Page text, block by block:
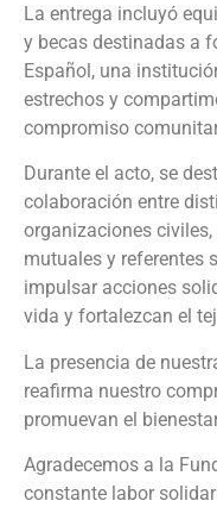
La entrega incluyó
y becas destinadas a
Español, una
estrechos y
compromiso
Durante el acto, se
colaboración entre
organizaciones
mutuales y referentes
impulsar acciones
vida y fortalezcan el
La presencia de
reafirma nuestro
promuevan el
Agradecemos a la
constante labor